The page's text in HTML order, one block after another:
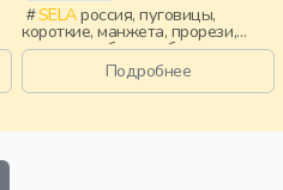
SELAроссия, пуговицы,
короткие, манжета, прорези,
воротник, сборки, объемные,
воротник-стойка, девочки,
старшеклассники, дети
Подробнее